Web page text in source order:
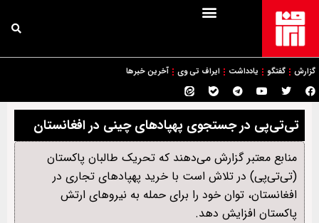
گزارش گفتگو یادداشت ایراف تی وی آخرین خبرها
تی‌تی‌پی در جستجوی پهپادهای چینی در افغانستان
منابع معتبر گزارش می‌دهند که تحریک طالبان پاکستان
(تی‌تی‌پی) در تلاش است با خرید پهپادهای تجاری در
افغانستان، توان خود را برای حمله به نیروهای ارتش
پاکستان افزایش دهد.